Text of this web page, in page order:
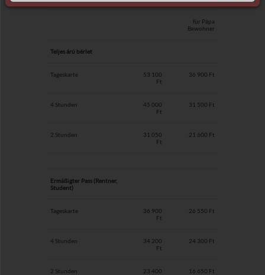
für Pápa
Bewohner
Teljes árú bérlet
Tageskarte
53 100
Ft
36 900 Ft
4 Stunden
45 000
Ft
31 500 Ft
2 Stunden
31 050
Ft
21 600 Ft
Ermäßigter Pass (Rentner,
Student)
Tageskarte
36 900
Ft
26 550 Ft
4 Stunden
34 200
Ft
24 300 Ft
2 Stunden
23 400
16 650 Ft